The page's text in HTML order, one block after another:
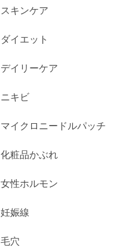
スキンケア
ダイエット
デイリーケア
ニキビ
マイクロニードルパッチ
化粧品かぶれ
女性ホルモン
妊娠線
毛穴